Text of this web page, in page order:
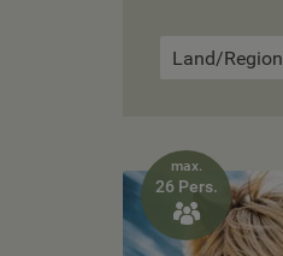
Land/Region
max.
26 Pers.
